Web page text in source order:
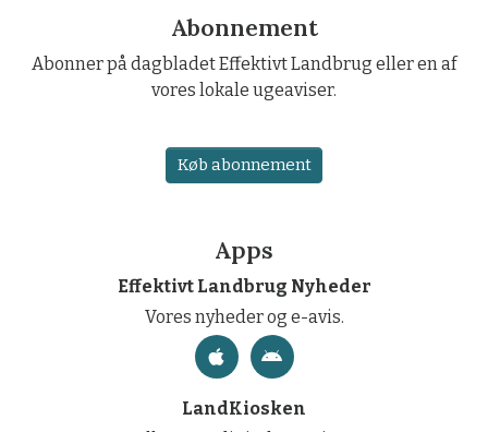
Abonnement
Abonner på dagbladet Effektivt Landbrug eller en af
vores lokale ugeaviser.
Køb abonnement
Apps
Effektivt Landbrug Nyheder
Vores nyheder og e-avis.
LandKiosken